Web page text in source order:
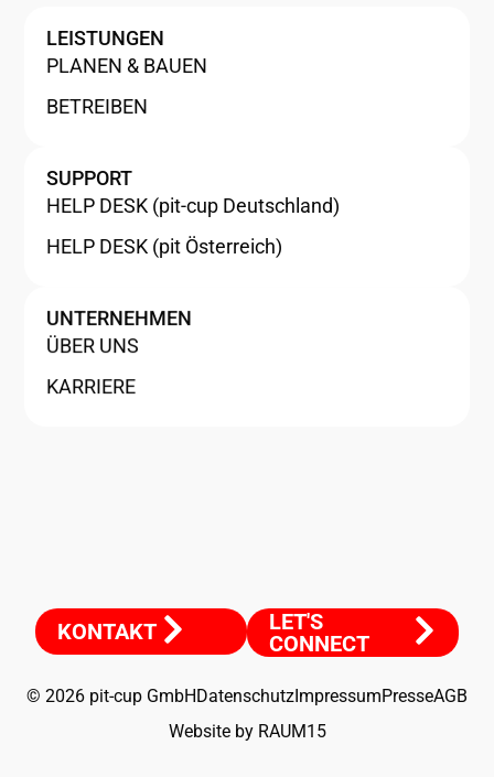
LEISTUNGEN
PLANEN & BAUEN
BETREIBEN
SUPPORT
HELP DESK (pit-cup Deutschland)
HELP DESK (pit Österreich)
UNTERNEHMEN
ÜBER UNS
KARRIERE
KONTAKT
LET'S
CONNECT
© 2026 pit-cup GmbH Datenschutz ImpressumPresseAGB
Website by RAUM15